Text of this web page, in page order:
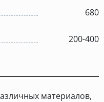
680
200-400
материалов,